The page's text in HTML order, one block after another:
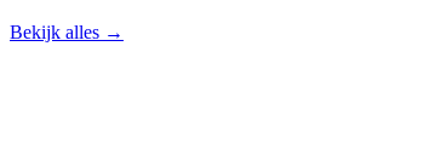
Bekijk alles →